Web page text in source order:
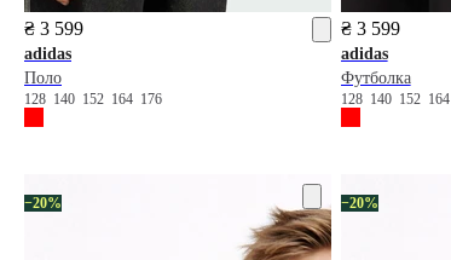
₴ 3 599
adidas
Поло
128 140 152 164 176
₴ 3 599
adidas
Футболка
128 140 152 164
−20% −20%